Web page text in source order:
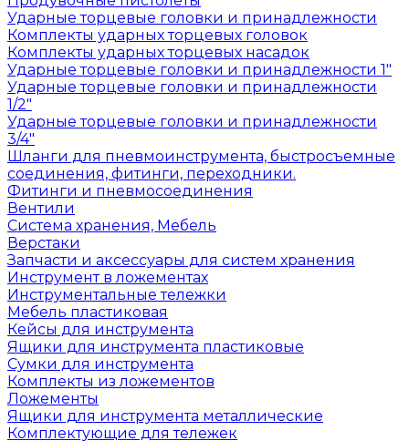
Ударные торцевые головки и принадлежности
Комплекты ударных торцевых головок
Комплекты ударных торцевых насадок
Ударные торцевые головки и принадлежности 1"
Ударные торцевые головки и принадлежности
1/2"
Ударные торцевые головки и принадлежности
3/4"
Шланги для пневмоинструмента, быстросъемные
соединения, фитинги, переходники.
Фитинги и пневмосоединения
Вентили
Система хранения, Мебель
Верстаки
Запчасти и аксессуары для систем хранения
Инструмент в ложементах
Инструментальные тележки
Мебель пластиковая
Кейсы для инструмента
Ящики для инструмента пластиковые
Сумки для инструмента
Комплекты из ложементов
Ложементы
Ящики для инструмента металлические
Комплектующие для тележек